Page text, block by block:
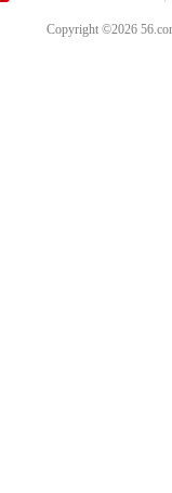
Copyright ©2026